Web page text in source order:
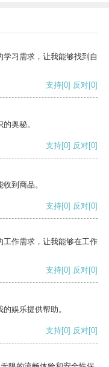
习需求，让我能够找到自
支持[0] 反对[0]
奥秘。
支持[0] 反对[0]
到商品。
支持[0] 反对[0]
工作需求，让我能够在工作
支持[0] 反对[0]
娱乐提供帮助。
支持[0] 反对[0]